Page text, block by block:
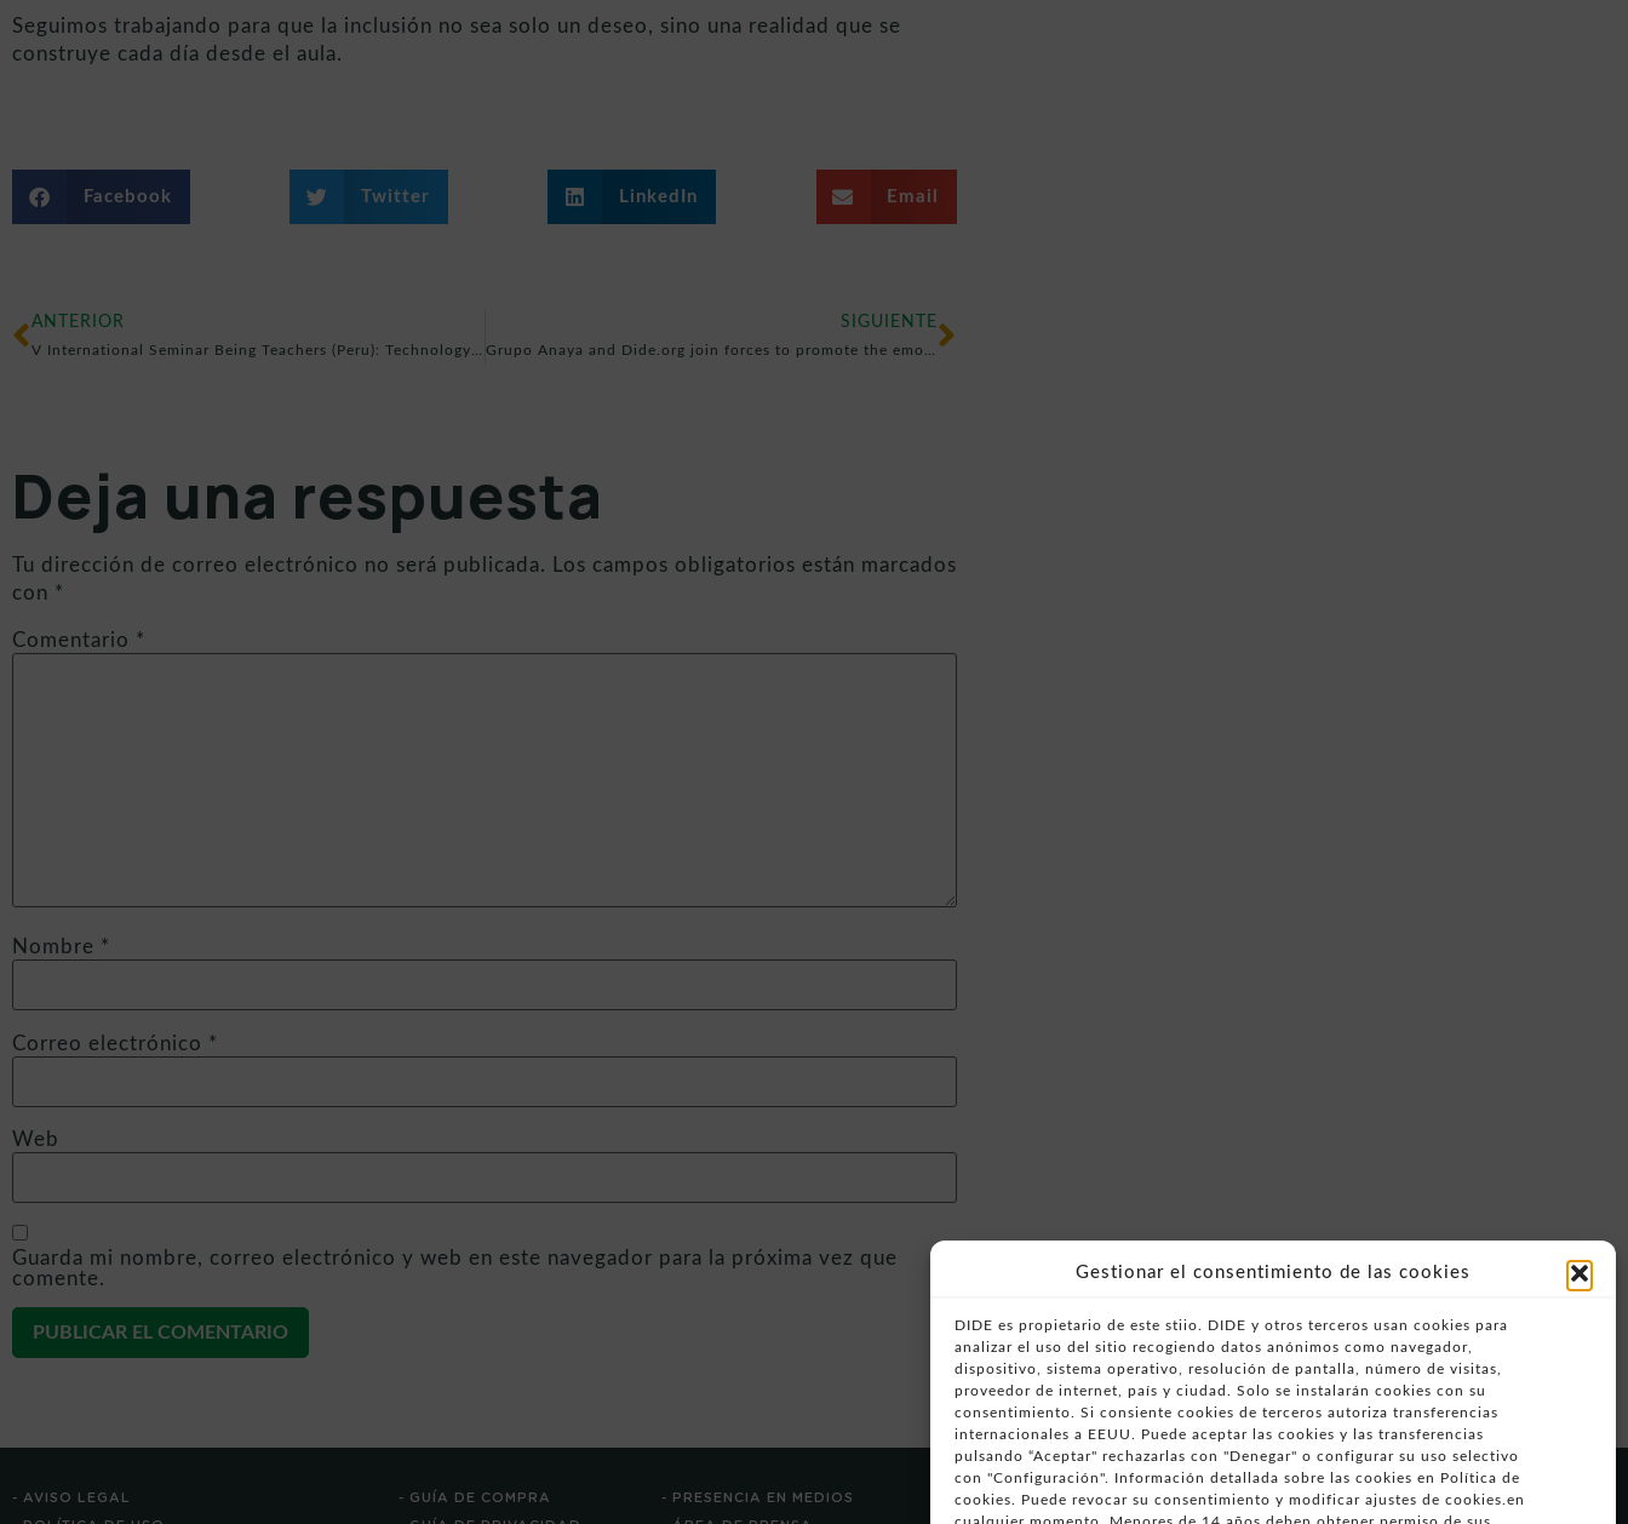
Gestionar el consentimiento de las cookies
DIDE es propietario de este stiio. DIDE y otros terceros usan cookies para
analizar el uso del sitio recogiendo datos anónimos como navegador,
dispositivo, sistema operativo, resolución de pantalla, número de visitas,
proveedor de internet, país y ciudad. Solo se instalarán cookies con su
consentimiento. Si consiente cookies de terceros autoriza transferencias
internacionales a EEUU. Puede aceptar las cookies y las transferencias
pulsando “Aceptar" rechazarlas con "Denegar" o configurar su uso selectivo
con "Configuración". Información detallada sobre las cookies en Política de
cookies. Puede revocar su consentimiento y modificar ajustes de cookies.en
Seguimos trabajando para que la inclusión no sea solo un deseo, sino una realidad que se
construye cada día desde el aula.
Facebook Twitter LinkedIn Email
ANTERIOR SIGUIENTE
Deja una respuesta
Tu dirección de correo electrónico no será publicada.
Los campos obligatorios están marcados
con *
Comentario *
Nombre *
Correo electrónico *
Web
Guarda mi nombre, correo electrónico y web en este navegador para la próxima vez que
comente.
- AVISO LEGAL - GUÍA DE COMPRA - PRESENCIA EN MEDIOS
Síguenos en